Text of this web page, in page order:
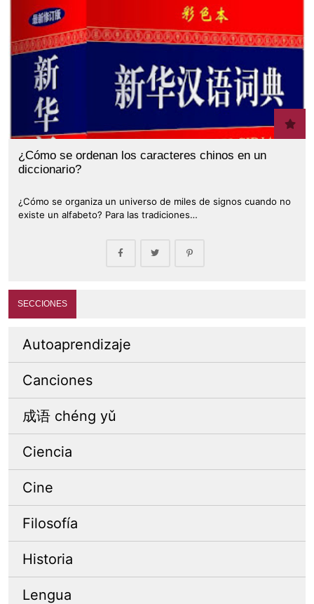
¿Cómo se ordenan los caracteres chinos en un
diccionario?
¿Cómo se organiza un universo de miles de signos cuando no
existe un alfabeto? Para las tradiciones…
SECCIONES
Autoaprendizaje
Canciones
成语 chéng yǔ
Ciencia
Cine
Filosofía
Historia
Lengua